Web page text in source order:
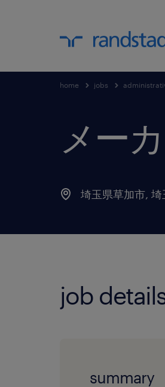
home jobs
メー
埼玉県草加市, 埼
job
summary